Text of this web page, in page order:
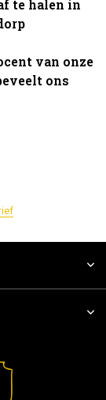
te halen in
van onze
ons